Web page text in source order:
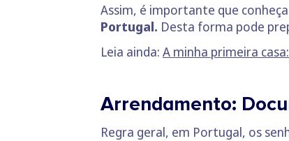
Assim, é importante que
Portugal. Desta forma pode
Leia ainda: A minha primeira
Arrendamento:
Regra geral, em Portugal, os